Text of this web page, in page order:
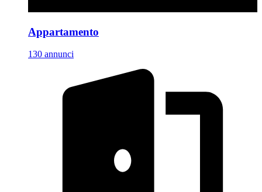
Appartamento
130 annunci